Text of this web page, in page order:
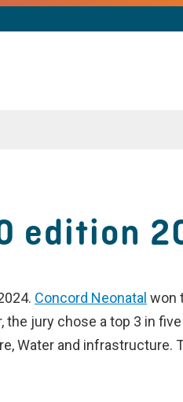
edition
Concord Neonatal won
jury chose a top 3 in
Water and infrastructure.